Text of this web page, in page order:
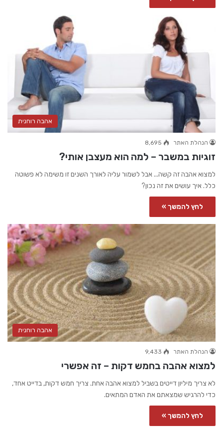
אהבה רוחנית
הנהלת האתר 8,695
זוגיות במשבר – למה הוא מעצבן אותי?
למצוא אהבה זה קשה... אבל לשמור עליה לאורך השנים זו משימה לא פשוטה
כלל. איך עושים את זה נכון?
לחץ להמשך »
אהבה רוחנית
הנהלת האתר 9,433
למצוא אהבה בחמש דקות – זה אפשרי
לא צריך מיליון דייטים בשביל למצוא אהבה אחת. צריך חמש דקות, בדייט אחד,
כדי להרגיש שמצאתם את האדם המתאים.
לחץ להמשך »